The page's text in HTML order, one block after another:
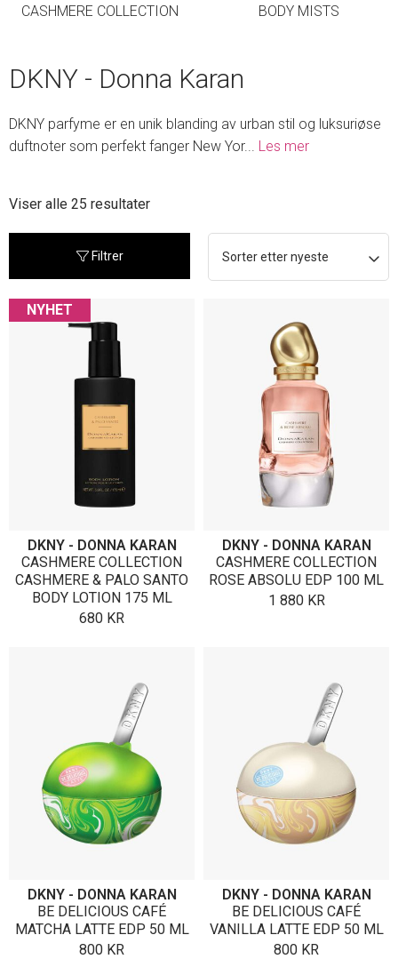
CASHMERE COLLECTION BODY MISTS
DKNY - Donna Karan
DKNY parfyme er en unik blanding av urban stil og luksuriøse
duftnoter som perfekt fanger New Yor... Les mer
Viser alle 25 resultaterSortert
Filtrer
NYHET
DKNY - DONNA KARAN
CASHMERE COLLECTION
CASHMERE & PALO SANTO
BODY LOTION 175 ML
680 KR
DKNY - DONNA KARAN
CASHMERE COLLECTION
ROSE ABSOLU EDP 100 ML
1 880 KR
DKNY - DONNA KARAN
BE DELICIOUS CAFÉ
MATCHA LATTE EDP 50 ML
800 KR
DKNY - DONNA KARAN
BE DELICIOUS CAFÉ
VANILLA LATTE EDP 50 ML
800 KR